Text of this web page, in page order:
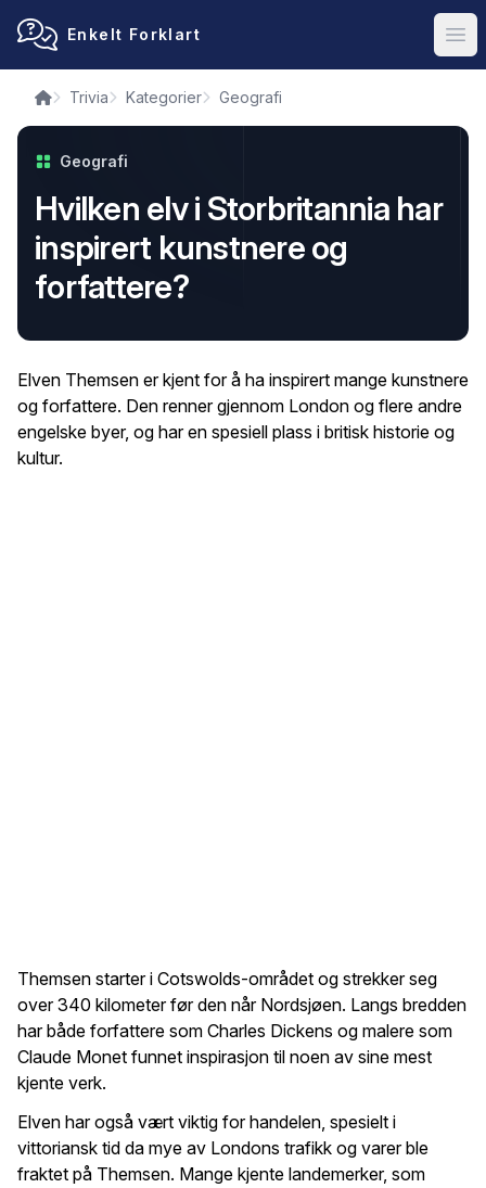
Enkelt Forklart
Trivia Kategorier Geografi
Geografi
Hvilken elv i Storbritannia har
inspirert kunstnere og
forfattere?
Elven Themsen er kjent for å ha inspirert mange kunstnere
og forfattere. Den renner gjennom London og flere andre
engelske byer, og har en spesiell plass i britisk historie og
kultur.
Themsen starter i Cotswolds-området og strekker seg
over 340 kilometer før den når Nordsjøen. Langs bredden
har både forfattere som Charles Dickens og malere som
Claude Monet funnet inspirasjon til noen av sine mest
kjente verk.
Elven har også vært viktig for handelen, spesielt i
vittoriansk tid da mye av Londons trafikk og varer ble
fraktet på Themsen. Mange kjente landemerker, som